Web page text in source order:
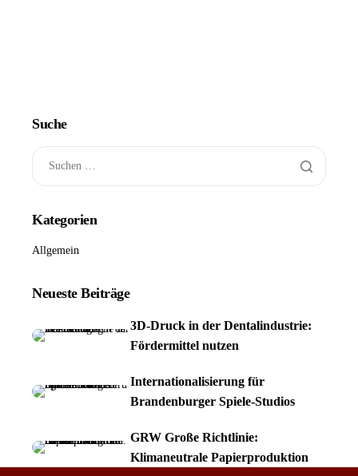
Suche
Kategorien
Allgemein
Neueste Beiträge
3D-Druck in der Dentalindustrie:
Fördermittel nutzen
Internationalisierung für
Brandenburger Spiele-Studios
GRW Große Richtlinie:
Klimaneutrale Papierproduktion